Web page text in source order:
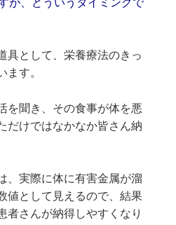
が、どういうタイミングで
具として、栄養療法のきっ
ます。
を聞き、その食事が体を悪
だけではなかなか皆さん納
、実際に体に有害金属が溜
値として見えるので、結果
者さんが納得しやすくなり